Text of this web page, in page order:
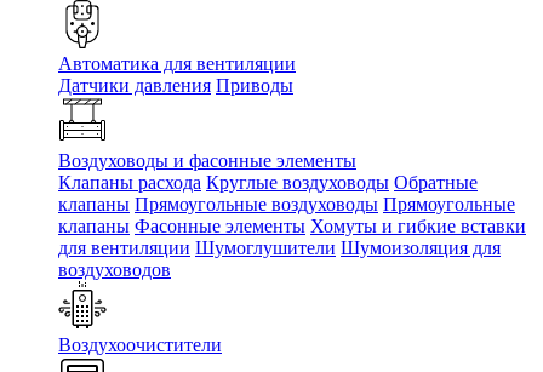
Автоматика для вентиляции
Датчики давления Приводы
Воздуховоды и фасонные элементы
Клапаны расхода Круглые воздуховоды Обратные
клапаны Прямоугольные воздуховоды Прямоугольные
клапаны Фасонные элементы Хомуты и гибкие вставки
для вентиляции Шумоглушители Шумоизоляция для
воздуховодов
Воздухоочистители